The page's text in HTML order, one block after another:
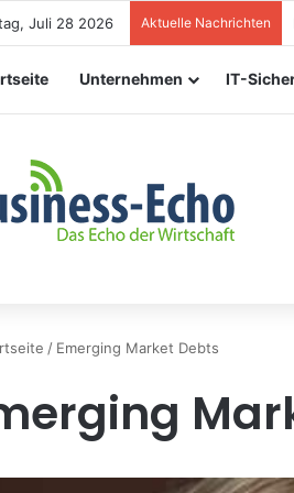
Juli 28 2026 Aktuelle Nachrichten
Unternehmen IT-
/ Emerging Market Debts